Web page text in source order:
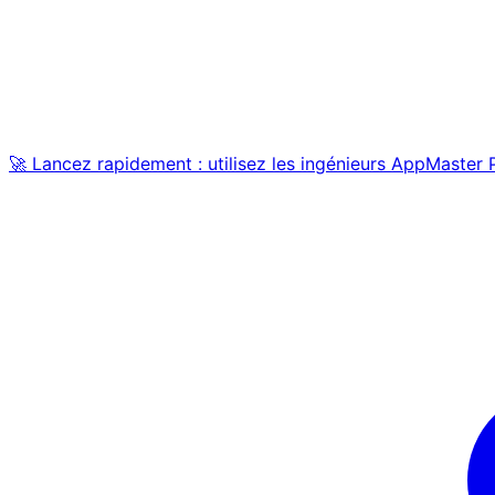
🚀 Lancez rapidement : utilisez les ingénieurs AppMaster